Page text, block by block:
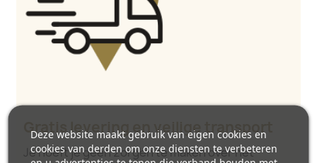
Gratis levering en veilige transport
Je hoeft je geen zorgen te maken over het
Deze website maakt gebruik van eigen cookies en
cookies van derden om onze diensten te verbeteren